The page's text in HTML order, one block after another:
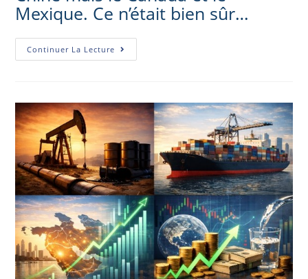
Mexique. Ce n’était bien sûr…
Continuer La Lecture